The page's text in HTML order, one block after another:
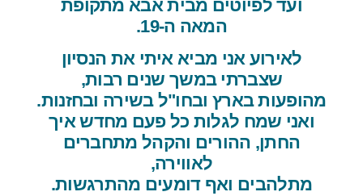
ועד לפיוטים מבית אבא מתקופת
המאה ה-19.
לאירוע אני מביא איתי את הנסיון
שצברתי במשך שנים רבות,
מהופעות בארץ ובחו"ל בשירה ובחזנות.
ואני שמח לגלות כל פעם מחדש איך
החתן, ההורים והקהל מתחברים
לאווירה,
מתלהבים ואף דומעים מהתרגשות.